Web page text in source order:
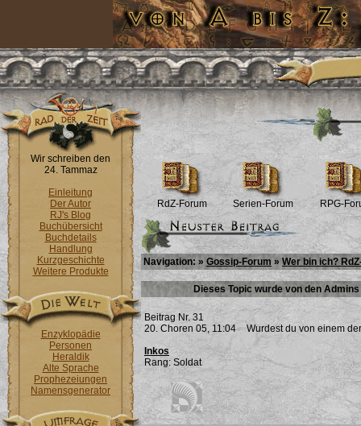
Wir schreiben den
24. Tammaz
Einleitung
Der Autor
RJ's Blog
Buchübersicht
Buchdetails
Handlung
Kurzgeschichte
Weitere Produkte
Enzyklopädie
Personen
Heraldik
Alte Sprache
Prophezeiungen
Namensgenerator
RdZ-Forum Serien-Forum RPG-
Navigation: » Gossip-Forum » Wer bin ich?
Dieses Topic wurde von den
Beitrag Nr. 31
20. Choren 05, 11:04
Inkos
Rang: Soldat
Wurdest du von einem